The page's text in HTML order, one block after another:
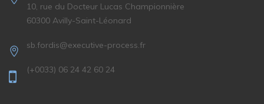
10, rue du Docteur Lucas Championnière
60300 Avilly-Saint-Léonard
sb.fordis@executive-process.fr
(+0033) 06 24 42 60 24